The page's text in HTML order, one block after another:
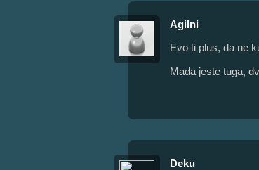
Agilni
Evo ti plus, da ne
Mada jeste tuga,
Deku